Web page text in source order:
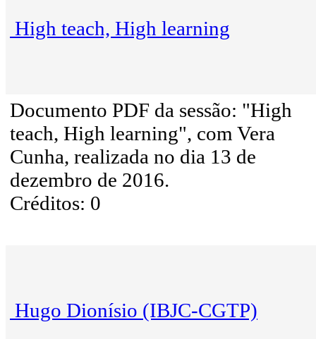
High teach, High learning
Documento PDF da sessão: "High
teach, High learning", com Vera
Cunha, realizada no dia 13 de
dezembro de 2016.
Créditos: 0
Hugo Dionísio (IBJC-CGTP)